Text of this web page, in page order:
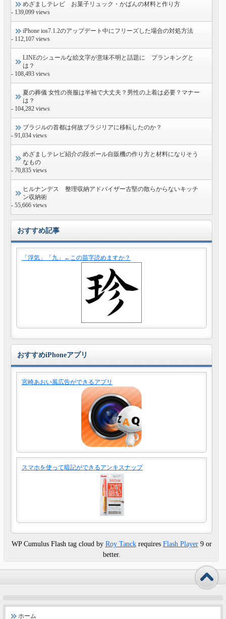
めざましテレビ お菓子リュック・かばんの材料と作り方
- 139,099 views
iPhone ios7.1.2のアップデート中にフリーズした場合の対処方法
- 112,107 views
LINEのシュールな絵文字が意味不明と話題に プランキングと
は？
- 108,493 views
夏の葬儀 女性の喪服は半袖で大丈夫？男性の上着は必要？マナー
は？
- 104,282 views
ブラジルの首都は何故ブラジリアに移転したのか？
- 91,034 views
めざましテレビ紹介の段ボール自販機の作り方と材料になりそう
なもの
- 70,835 views
ヒルナンデス 整理収納アドバイザー古堅の散らからないキッチ
ン収納術
- 55,666 views
おすすめ記事
「浮気」「九」←この苗字読めますか？
おすすめiPhoneアプリ
宮崎あおい風広告ができるアプリ
スマホを使って暗記ができるアンキスナップ
WP Cumulus Flash tag cloud by Roy Tanckrequires Flash Player9 or
better.
ホーム